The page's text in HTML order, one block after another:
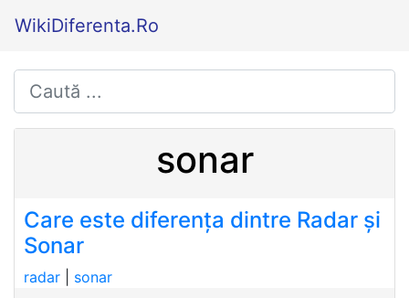
WikiDiferenta.Ro
sonar
Care este diferența dintre Radar și
Sonar
radar sonar